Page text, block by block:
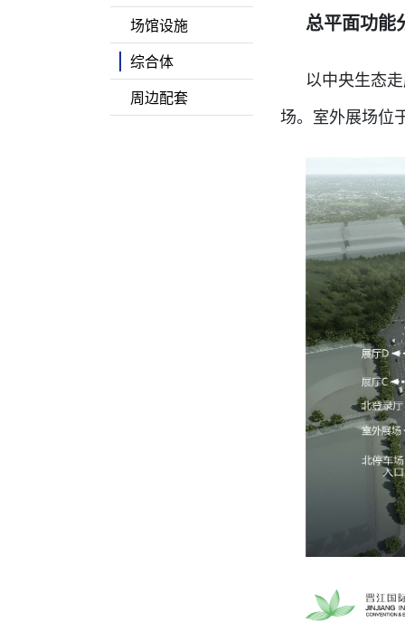
场馆设施
综合体
周边配套
总平面功能
以中央生态
场。室外展场位